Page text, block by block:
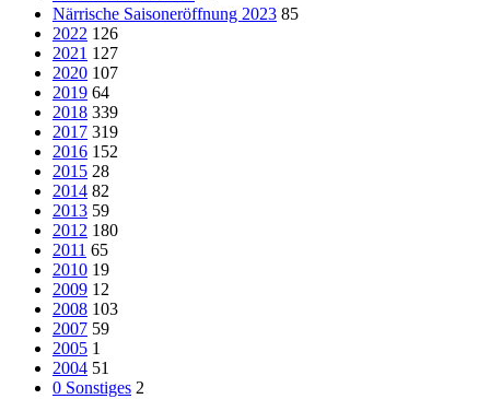
Närrische Saisoneröffnung 2023 85
2022 126
2021 127
2020 107
2019 64
2018 339
2017 319
2016 152
2015 28
2014 82
2013 59
2012 180
2011 65
2010 19
2009 12
2008 103
2007 59
2005 1
2004 51
0 Sonstiges 2